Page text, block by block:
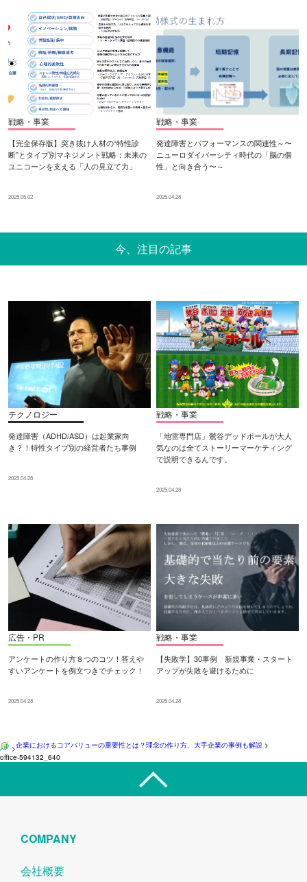
戦略・事業
【完全保存版】突き抜け人材の“特性診
断”とタイプ別マネジメント戦略：未来の
ユニコーンを支える「人の見立て力」
2025.05.02
戦略・事業
発達障害とパフォーマンスの関連性～〜
ニューロダイバーシティ時代の「脳の個
性」と向き合う〜～
2025.04.28
今、注目の記事
テクノロジー
発達障害（ADHD/ASD）は起業家向
き？！特性タイプ別の経営者たち事例
2025.04.28
戦略・事業
「地雷専門店」鶯谷デッドボールが大人
気なのは全てストーリーマーケティング
で説明できるんです。
2025.04.28
広告・PR
アンケートの作り方８つのコツ！答えや
すいアンケートを例文つきでチェック！
2025.04.28
戦略・事業
【失敗学】30事例 新規事業・スタート
アップが失敗を避けるために
2025.04.28
>企業におけるコアバリューの重要性とは？理念の作り方、大手企業の事例も解説 >
office-594132_640
COMPANY
会社概要